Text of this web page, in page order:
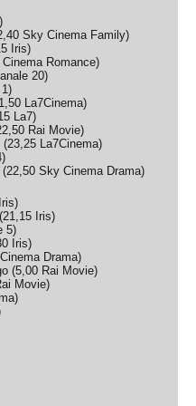
)
Sky Cinema Family)
Iris)
Romance)
20)
1)
1,50 La7Cinema)
La7)
Rai Movie)
(23,25 La7Cinema)
)
(22,50 Sky Cinema Drama)
Iris)
(21,15 Iris)
5)
Iris)
Drama)
(5,00 Rai Movie)
Movie)
)